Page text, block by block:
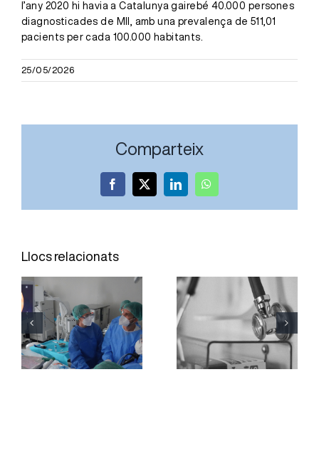
l’any 2020 hi havia a Catalunya gairebé 40.000 persones
diagnosticades de MII, amb una prevalença de 511,01
pacients per cada 100.000 habitants.
25/05/2026
Comparteix
Facebook
X LinkedInWhatsApp
Llocs relacionats
L’Hospital
incorpora
una tècnica
per obtenir
mostres de
teixit
pulmonar
seguiment
d’un
centenar de
pacients